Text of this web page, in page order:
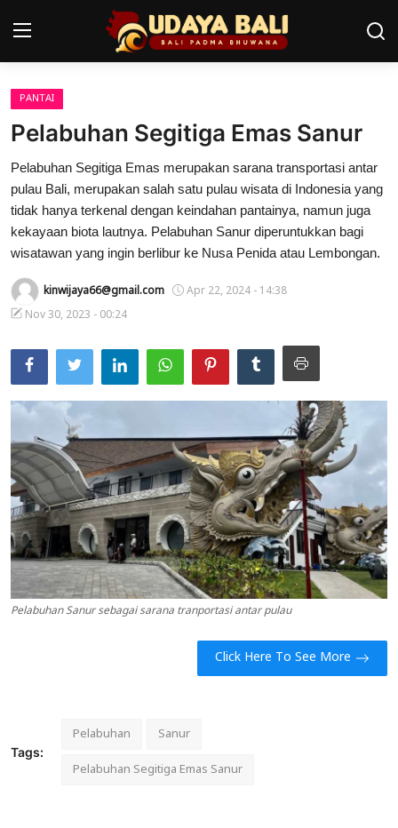
Home
Desa Adat
Tradisi
Alam Bali
Seni
Kisah
Indonesia
PANTAI
Pelabuhan Segitiga Emas Sanur
Pelabuhan Segitiga Emas merupakan sarana transportasi antar
pulau Bali, merupakan salah satu pulau wisata di Indonesia yang
tidak hanya terkenal dengan keindahan pantainya, namun juga
kekayaan biota lautnya. Pelabuhan Sanur diperuntukkan bagi
wisatawan yang ingin berlibur ke Nusa Penida atau Lembongan.
kinwijaya66@gmail.com
Apr 22, 2024 - 14:38
Nov 30, 2023 - 00:24
Pelabuhan Sanur sebagai sarana tranportasi antar pulau
Click Here To See More
Tags:
Pelabuhan
Sanur
Pelabuhan Segitiga Emas Sanur